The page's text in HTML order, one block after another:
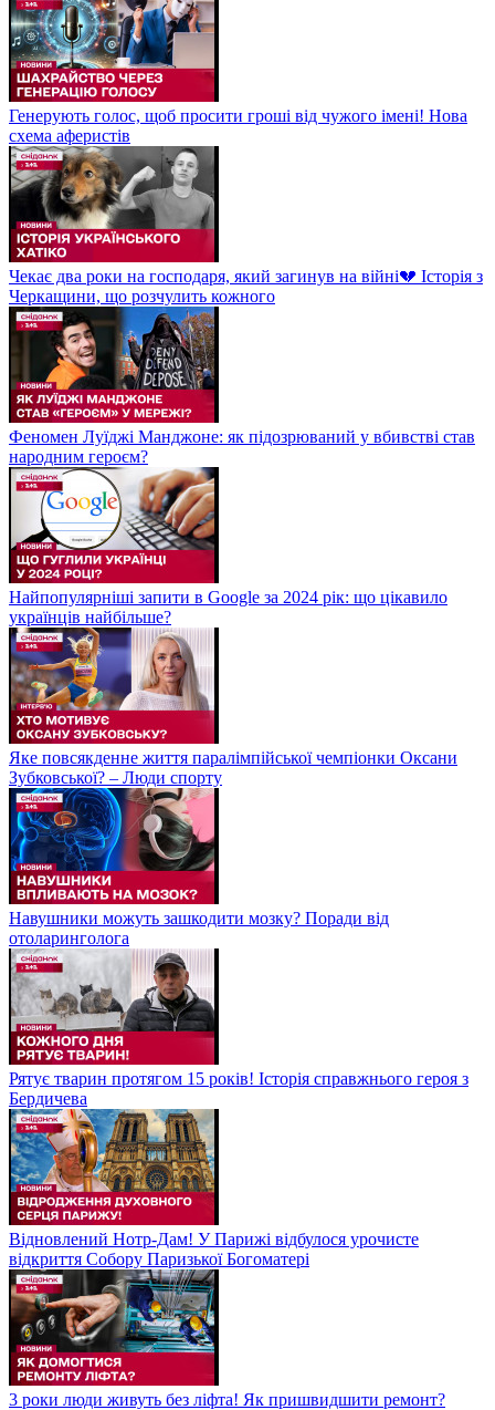
Генерують голос, щоб просити гроші від чужого імені! Нова
схема аферистів
Чекає два роки на господаря, який загинув на війні💔 Історія з
Черкащини, що розчулить кожного
Феномен Луїджі Манджоне: як підозрюваний у вбивстві став
народним героєм?
Найпопулярніші запити в Google за 2024 рік: що цікавило
українців найбільше?
Яке повсякденне життя паралімпійської чемпіонки Оксани
Зубковської? – Люди спорту
Навушники можуть зашкодити мозку? Поради від
отоларинголога
Рятує тварин протягом 15 років! Історія справжнього героя з
Бердичева
Відновлений Нотр-Дам! У Парижі відбулося урочисте
відкриття Собору Паризької Богоматері
3 роки люди живуть без ліфта! Як пришвидшити ремонт?